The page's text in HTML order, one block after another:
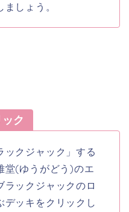
しょう。
ク
ックジャック」する
堂(ゆうがどう)のエ
ックジャックのロ
デッキをクリックし